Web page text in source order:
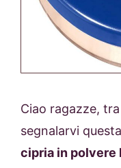
Ciao ragazze,
segnalarvi
cipria in polvere